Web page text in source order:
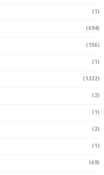
(1)
(694)
(156)
(1)
(1222)
(2)
(1)
(2)
(1)
(69)